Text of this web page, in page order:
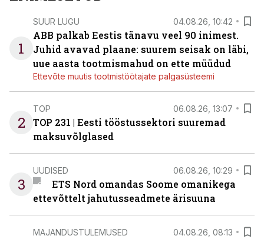
1
SUUR LUGU 04.08.26, 10:42
ABB palkab Eestis tänavu veel 90 inimest.
Juhid avavad plaane: suurem seisak on läbi,
uue aasta tootmismahud on ette müüdud
Ettevõte muutis tootmistöötajate palgasüsteemi
2
TOP 06.08.26, 13:07
TOP 231 | Eesti tööstussektori suuremad
maksuvõlglased
3
UUDISED 06.08.26, 10:29
ETS Nord omandas Soome omanikega
ettevõttelt jahutusseadmete ärisuuna
MAJANDUSTULEMUSED 04.08.26, 08:13